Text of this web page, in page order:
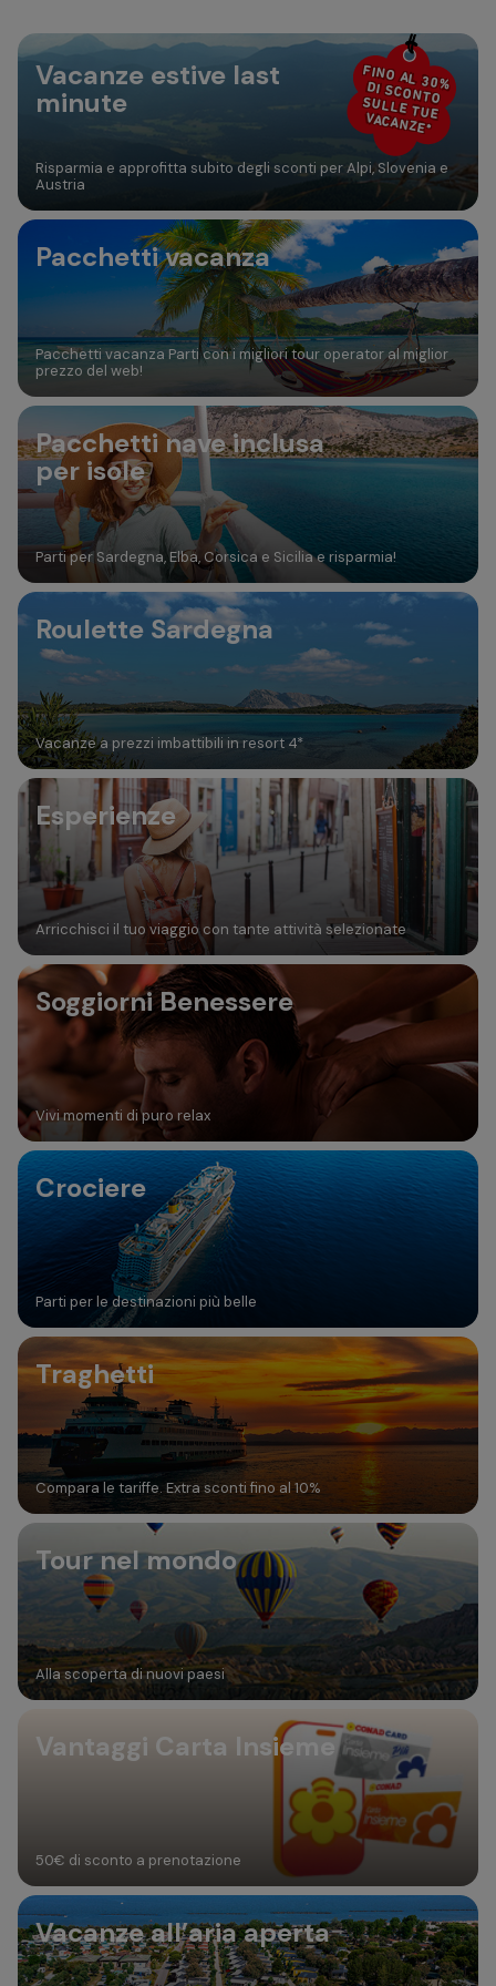
Aggiungi camera
FINO AL 30%
DI SCONTO
SULLE TUE
VACANZE*
Vacanze estive last
minute
Risparmia e approfitta subito degli sconti per Alpi, Slovenia e
Austria
Pacchetti vacanza
Pacchetti vacanza Parti con i migliori tour operator al miglior
prezzo del web!
Pacchetti nave inclusa
per isole
Parti per Sardegna, Elba, Corsica e Sicilia e risparmia!
Roulette Sardegna
Vacanze a prezzi imbattibili in resort 4*
Esperienze
Arricchisci il tuo viaggio con tante attività selezionate
Soggiorni Benessere
Vivi momenti di puro relax
Crociere
Parti per le destinazioni più belle
Traghetti
Compara le tariffe. Extra sconti fino al 10%
Tour nel mondo
Alla scoperta di nuovi paesi
Vantaggi Carta Insieme
50€ di sconto a prenotazione
Vacanze all’aria aperta